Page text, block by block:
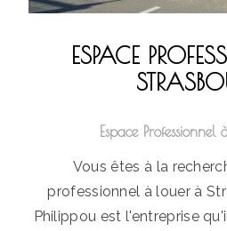
ESPACE
Espace
Vous êtes à la
professionnel à louer à
Philippou est l'entreprise